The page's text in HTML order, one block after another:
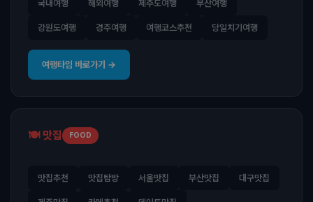
국내여행 해외여행 제주도여행 부산여행
강원도여행 경주여행 여행코스추천 당일치기여행
여행타임 바로가기 →
🍽️ 맛집 FOOD
맛집추천 맛집탐방 서울맛집 부산맛집 대구맛집